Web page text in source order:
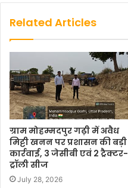
Related Articles
ग्राम मोहम्मदपुर गढ़ी में अवैध
मिट्टी खनन पर प्रशासन की बड़ी
कार्रवाई, 3 जेसीबी एवं 2 ट्रैक्टर-
ट्रॉली सीज
July 28, 2026